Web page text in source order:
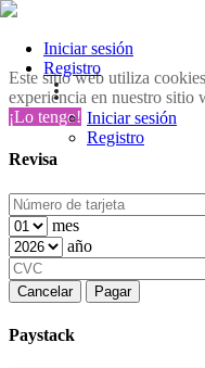
Este sitio web utiliza
experiencia en nuestro sitio
¡Lo tengo!
Revisa
mes
año
Cancelar Pagar
Paystack
Iniciar sesión
Registro
Iniciar sesión
Registro